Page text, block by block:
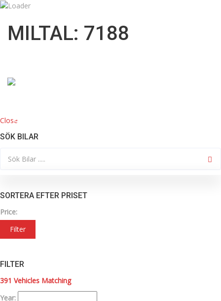
HOME
MILTAL: 7188
Close
SÖK BILAR
SORTERA EFTER PRISET
Price:
Filter
FILTER
391 Vehicles Matching
Year: